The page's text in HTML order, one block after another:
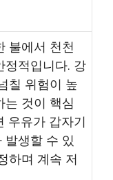
불에서 천천
정적입니다. 강
칠 위험이 높
는 것이 핵심
우유가 갑자기
발생할 수 있
하며 계속 저